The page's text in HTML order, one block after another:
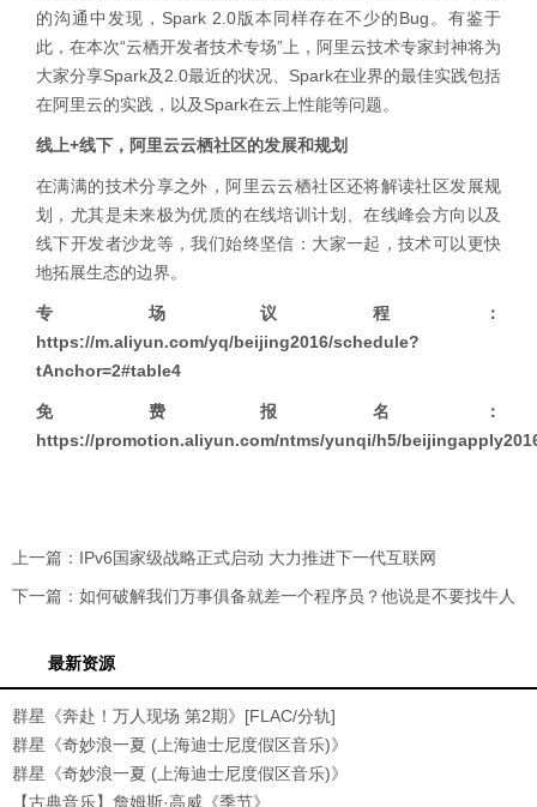
的沟通中发现，Spark 2.0版本同样存在不少的Bug。有鉴于
此，在本次“云栖开发者技术专场”上，阿里云技术专家封神将为
大家分享Spark及2.0最近的状况、Spark在业界的最佳实践包括
在阿里云的实践，以及Spark在云上性能等问题。
线上+线下，阿里云云栖社区的发展和规划
在满满的技术分享之外，阿里云云栖社区还将解读社区发展规
划，尤其是未来极为优质的在线培训计划、在线峰会方向以及
线下开发者沙龙等，我们始终坚信：大家一起，技术可以更快
地拓展生态的边界。
专场议程：
https://m.aliyun.com/yq/beijing2016/schedule?
tAnchor=2#table4
免费报名：
https://promotion.aliyun.com/ntms/yunqi/h5/
上一篇： IPv6国家级战略正式启动 大力推进下一代互联网
下一篇： 如何破解我们万事俱备就差一个程序员？他说是不要找牛人
最新资源
群星《奔赴！万人现场 第2期》[FLAC/分轨]
[518.8
群星《奇妙浪一夏 (上海迪士尼度假区音乐)》
[32
群星《奇妙浪一夏 (上海迪士尼度假区音乐)》
[FL
【古典音乐】詹姆斯·高威《季节》